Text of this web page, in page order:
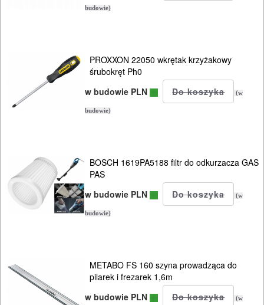
zagłębiar..
Do
pił
i
ukośnic
szablowych
budowie)
PROXXON 22050 wkrętak krzyżakowy
śrubokręt Ph0
w budowie PLN
(w
budowie)
BOSCH 1619PA5188 filtr do odkurzacza GAS
PAS
w budowie PLN
(w
budowie)
METABO FS 160 szyna prowadząca do
pilarek i frezarek 1,6m
w budowie PLN
(w